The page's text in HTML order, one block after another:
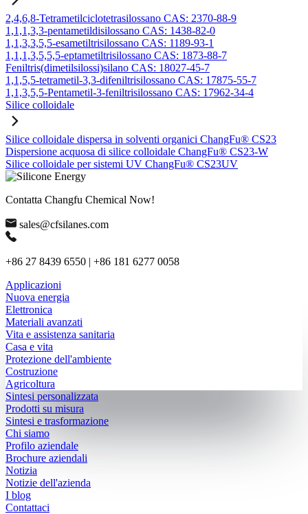
2,4,6,8-Tetrametilciclotetrasilossano CAS: 2370-88-9
1,1,1,3,3-pentametildisilossano CAS: 1438-82-0
1,1,3,3,5,5-esametiltrisilossano CAS: 1189-93-1
1,1,1,3,5,5,5-eptametiltrisilossano CAS: 1873-88-7
Feniltris(dimetilsilossi)silano CAS: 18027-45-7
1,1,5,5-tetrametil-3,3-difeniltrisilossano CAS: 17875-55-7
1,1,3,5,5-Pentametil-3-feniltrisilossano CAS: 17962-34-4
Silice colloidale
Silice colloidale dispersa in solventi organici ChangFu® CS23
Dispersione acquosa di silice colloidale ChangFu® CS23-W
Silice colloidale per sistemi UV ChangFu® CS23UV
Contatta Changfu Chemical Now!
sales@cfsilanes.com
+86 27 8439 6550 | +86 181 6277 0058
Applicazioni
Nuova energia
Elettronica
Materiali avanzati
Vita e assistenza sanitaria
Casa e vita
Protezione dell'ambiente
Costruzione
Agricoltura
Sintesi personalizzata
Prodotti su misura
Sintesi e trasformazione
Chi siamo
Profilo aziendale
Brochure aziendali
Notizia
Notizie dell'azienda
I blog
Contattaci